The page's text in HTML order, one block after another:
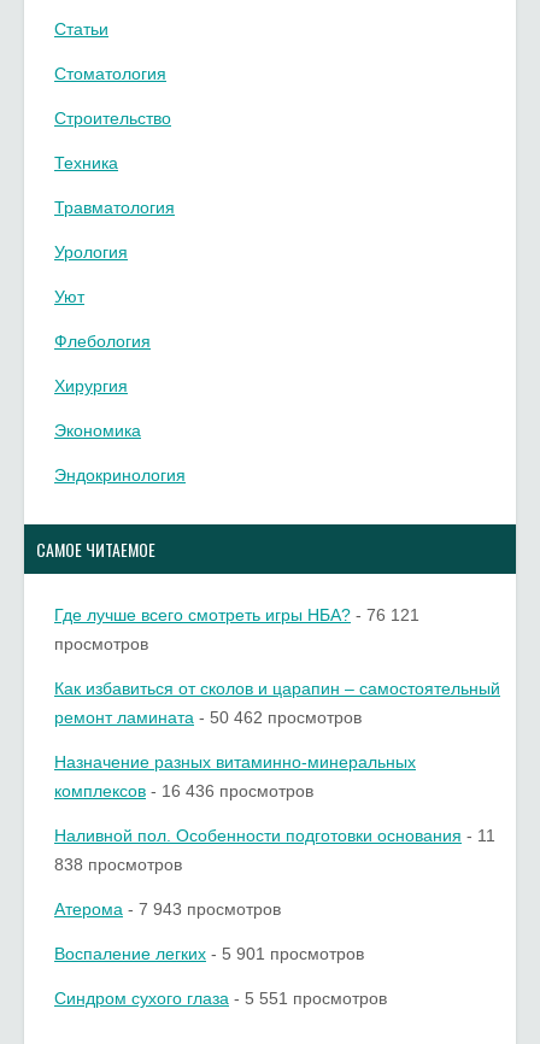
Статьи
Стоматология
Строительство
Техника
Травматология
Урология
Уют
Флебология
Хирургия
Экономика
Эндокринология
САМОЕ ЧИТАЕМОЕ
Где лучше всего смотреть игры НБА? - 76 121
просмотров
Как избавиться от сколов и царапин – самостоятельный
ремонт ламината - 50 462 просмотров
Назначение разных витаминно-минеральных
комплексов - 16 436 просмотров
Наливной пол. Особенности подготовки основания - 11
838 просмотров
Атерома - 7 943 просмотров
Воспаление легких - 5 901 просмотров
Синдром сухого глаза - 5 551 просмотров